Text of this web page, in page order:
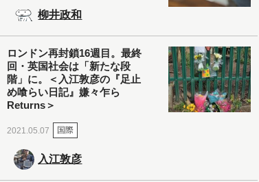
柳井政和
ロンドン再封鎖16週目。最終
回・英国社会は「新たな段
階」に。＜入江敦彦の『足止
め喰らい日記』嫌々乍ら
Returns＞
2021.05.07 国際
入江敦彦